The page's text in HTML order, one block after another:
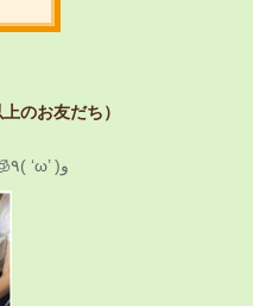
のお友だち）
涼しいお部屋で氷遊びをしました🧊٩( ‘ω’ )و